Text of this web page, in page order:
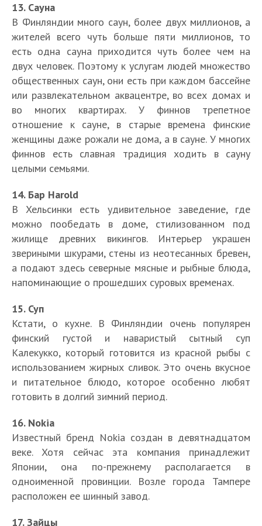
13. Сауна
В Финляндии много саун, более двух миллионов, а
жителей всего чуть больше пяти миллионов, то
есть одна сауна приходится чуть более чем на
двух человек. Поэтому к услугам людей множество
общественных саун, они есть при каждом бассейне
или развлекательном аквацентре, во всех домах и
во многих квартирах. У финнов трепетное
отношение к сауне, в старые времена финские
женщины даже рожали не дома, а в сауне. У многих
финнов есть славная традиция ходить в сауну
целыми семьями.
14. Бар Harold
В Хельсинки есть удивительное заведение, где
можно пообедать в доме, стилизованном под
жилище древних викингов. Интерьер украшен
звериными шкурами, стены из неотесанных бревен,
а подают здесь северные мясные и рыбные блюда,
напоминающие о прошедших суровых временах.
15. Суп
Кстати, о кухне. В Финляндии очень популярен
финский густой и наваристый сытный суп
Калекукко, который готовится из красной рыбы с
использованием жирных сливок. Это очень вкусное
и питательное блюдо, которое особенно любят
готовить в долгий зимний период.
16. Nokia
Известный бренд Nokia создан в девятнадцатом
веке. Хотя сейчас эта компания принадлежит
Японии, она по-прежнему располагается в
одноименной провинции. Возле города Тампере
расположен ее шинный завод.
17. Зайцы